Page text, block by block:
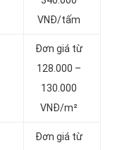
VNĐ/tấm
Đơn giá từ
128.000 –
130.000
VNĐ/m²
Đơn giá từ